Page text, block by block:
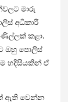
මාරු
අධි­කාරි
කළා.
ඔහු පොලිස්
හදි­සි­ය­කින් ඒ
ඇති වෙන්න